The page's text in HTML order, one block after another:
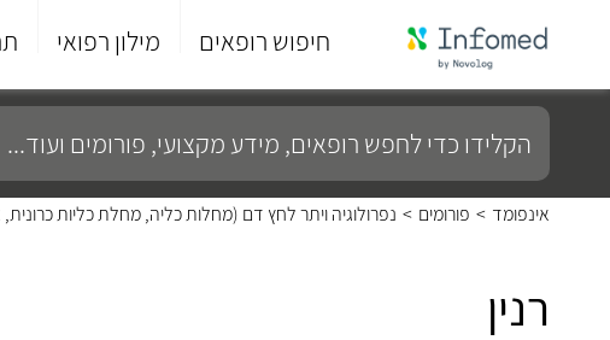
חיפוש רופאים מילון רפואי
סוף
התפריט
הקלידו
כדי
לחפש
רופאים,
מידע
מקצועי,
אינפומד > פורומים > נפרולוגיה ויתר לחץ דם (מחלות כליה, מחלת כליות
רנין